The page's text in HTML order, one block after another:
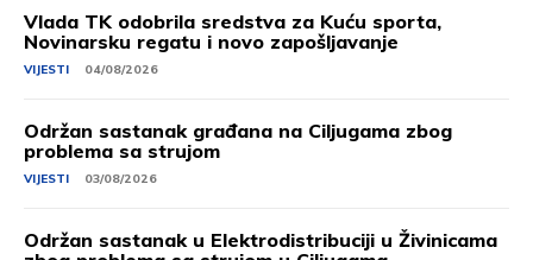
Vlada TK odobrila sredstva za Kuću sporta,
Novinarsku regatu i novo zapošljavanje
VIJESTI 04/08/2026
Održan sastanak građana na Ciljugama zbog
problema sa strujom
VIJESTI 03/08/2026
Održan sastanak u Elektrodistribuciji u Živinicama